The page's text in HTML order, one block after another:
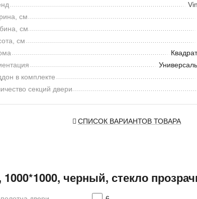
см
см
см
в комплекте
секций двери
СПИСОК ВАРИАНТОВ ТОВАРА
черный, стекло